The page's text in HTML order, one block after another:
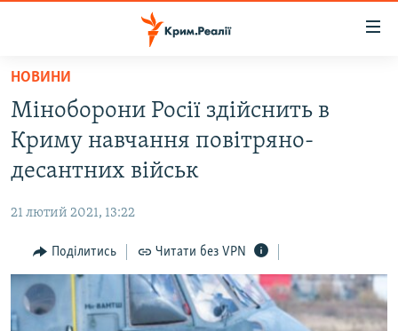
Перейти
основного
матеріалу
Перейти
до
основної
Перейти
до
пошуку
НОВИНИ
ВОДА.КРИМ
ВІДЕО ТА ФОТО
БЛОГИ
ПОГЛЯД
ІНТЕРВ'Ю
ВСЕ ЗА ДЕНЬ
НОВИНИ
Міноборони Росії здійснить в
Криму навчання повітряно-
десантних військ
21 лютий 2021, 13:22
Поділитись Читати без VPN